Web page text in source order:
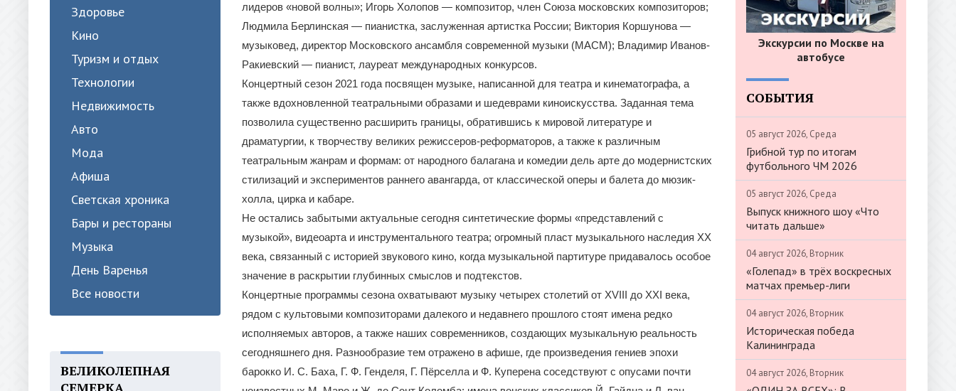
Здоровье
Кино
Туризм и отдых
Технологии
Недвижимость
Авто
Мода
Афиша
Светская хроника
Бары и рестораны
Музыка
День Варенья
Все новости
ВЕЛИКОЛЕПНАЯ
СЕМЕРКА
лидеров «новой волны»; Игорь Холопов — композитор, член Союза московских композиторов;
Людмила Берлинская — пианистка, заслуженная артистка России; Виктория Коршунова —
музыковед, директор Московского ансамбля современной музыки (МАСМ); Владимир Иванов-
Ракиевский — пианист, лауреат международных конкурсов.
Концертный сезон 2021 года посвящен музыке, написанной для театра и кинематографа, а
также вдохновленной театральными образами и шедеврами киноискусства. Заданная тема
позволила существенно расширить границы, обратившись к мировой литературе и
драматургии, к творчеству великих режиссеров-реформаторов, а также к различным
театральным жанрам и формам: от народного балагана и комедии дель арте до модернистcких
стилизаций и экспериментов раннего авангарда, от классической оперы и балета до мюзик-
холла, цирка и кабаре.
Не остались забытыми актуальные сегодня синтетические формы «представлений с
музыкой», видеоарта и инструментального театра; огромный пласт музыкального наследия XX
века, связанный с историей звукового кино, когда музыкальной партитуре придавалось особое
значение в раскрытии глубинных смыслов и подтекстов.
Концертные программы сезона охватывают музыку четырех столетий от XVIII до XXI века,
рядом с культовыми композиторами далекого и недавнего прошлого стоят имена редко
исполняемых авторов, а также наших современников, создающих музыкальную реальность
сегодняшнего дня. Разнообразие тем отражено в афише, где произведения гениев эпохи
барокко И. С. Баха, Г. Ф. Генделя, Г. Пёрселла и Ф. Куперена соседствуют с опусами почти
Экскурсии по Москве на
автобусе
СОБЫТИЯ
05 август 2026, Среда
Грибной тур по итогам
футбольного ЧМ 2026
05 август 2026, Среда
Выпуск книжного шоу «Что
читать дальше»
04 август 2026, Вторник
«Голепад» в трёх воскресных
матчах премьер-лиги
04 август 2026, Вторник
Историческая победа
Калининграда
04 август 2026, Вторник